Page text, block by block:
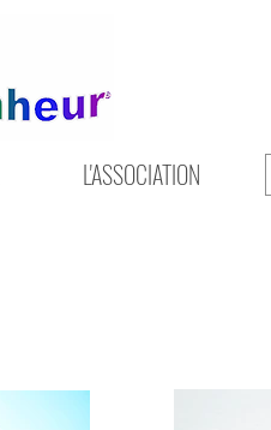
L'ASSOCIATION